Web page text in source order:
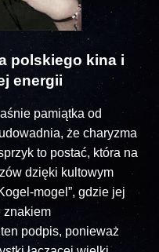
polskiego kina i
energii
pamiątka od
że charyzma
to postać, która na
dzięki kultowym
mogel”, gdzie jej
znakiem
podpis, ponieważ